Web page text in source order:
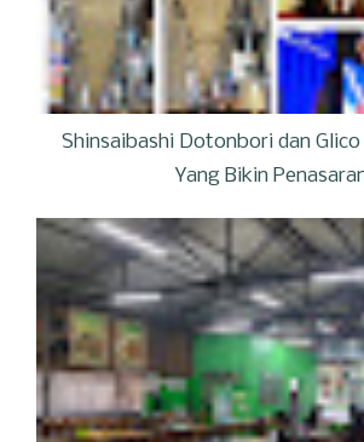
Shinsaibashi Dotonbori dan Glico
Yang Bikin